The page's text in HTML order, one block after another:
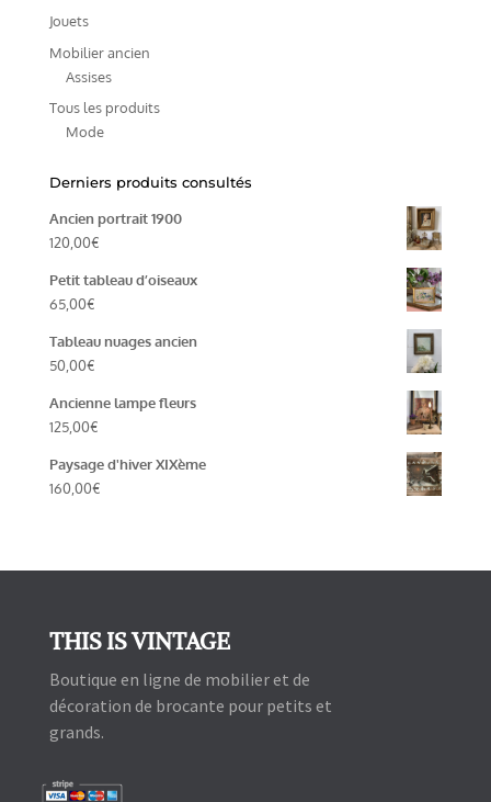
Jouets
Mobilier ancien
Assises
Tous les produits
Mode
Derniers produits consultés
Ancien portrait 1900
120,00€
Petit tableau d’oiseaux
65,00€
Tableau nuages ancien
50,00€
Ancienne lampe fleurs
125,00€
Paysage d'hiver XIXème
160,00€
THIS IS VINTAGE
Boutique en ligne de mobilier et de
décoration de brocante pour petits et
grands.